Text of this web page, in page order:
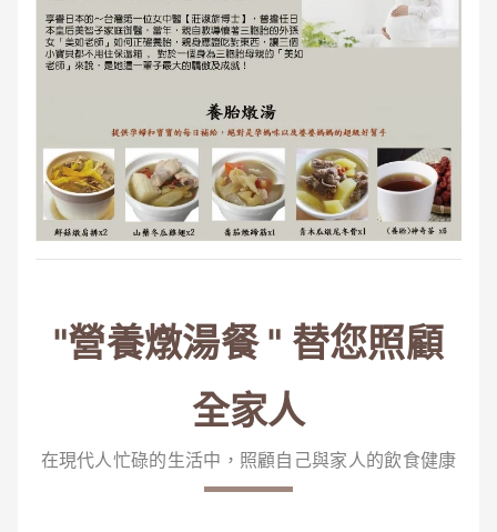
"營養燉湯餐 " 替您照顧
全家人
在現代人忙碌的生活中，照顧自己與家人的飲食健康